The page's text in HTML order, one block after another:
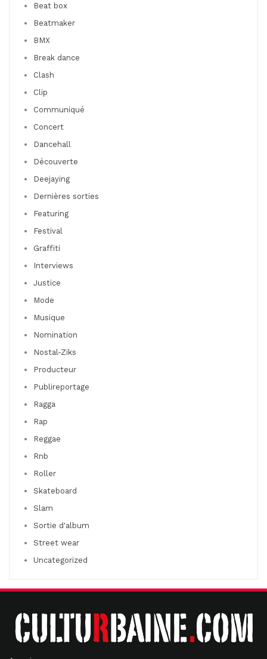
Beat box
Beatmaker
BMX
Break dance
Clash
Clip
Communiqué
Concert
Dancehall
Découverte
Deejaying
Dernières sorties
Featuring
Festival
Graffiti
Interviews
Justice
Mode
Musique
Nomination
Nostal-Ziks
Producteur
Publireportage
Ragga
Rap
Reggae
Rnb
Roller
Skateboard
Slam
Sortie d'album
Street wear
Uncategorized